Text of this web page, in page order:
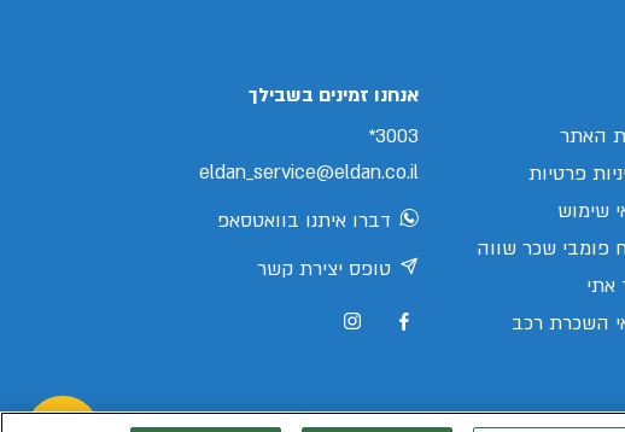
האתר
פרטיות
שימוש
פומבי שכר שווה
אתי
השכרת רכב
אנחנו זמינים בשבילך
3003*
eldan_service@eldan.co.il
דברו איתנו בוואטסאפ
טופס יצירת קשר